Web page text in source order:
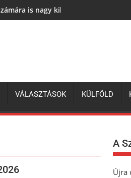
is nagy kihívás az elhúzódó,
VÁLASZTÁSOK KÜLFÖLD
A
Újra